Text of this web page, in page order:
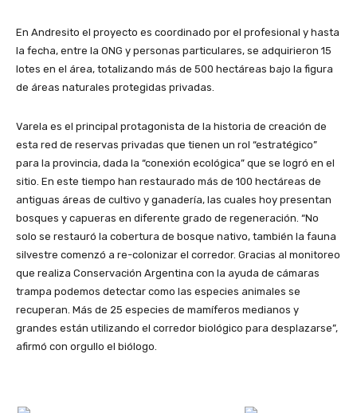
En Andresito el proyecto es coordinado por el profesional y hasta
la fecha, entre la ONG y personas particulares, se adquirieron 15
lotes en el área, totalizando más de 500 hectáreas bajo la figura
de áreas naturales protegidas privadas.
Varela es el principal protagonista de la historia de creación de
esta red de reservas privadas que tienen un rol “estratégico”
para la provincia, dada la “conexión ecológica” que se logró en el
sitio. En este tiempo han restaurado más de 100 hectáreas de
antiguas áreas de cultivo y ganadería, las cuales hoy presentan
bosques y capueras en diferente grado de regeneración. “No
solo se restauró la cobertura de bosque nativo, también la fauna
silvestre comenzó a re-colonizar el corredor. Gracias al monitoreo
que realiza Conservación Argentina con la ayuda de cámaras
trampa podemos detectar como las especies animales se
recuperan. Más de 25 especies de mamíferos medianos y
grandes están utilizando el corredor biológico para desplazarse”,
afirmó con orgullo el biólogo.